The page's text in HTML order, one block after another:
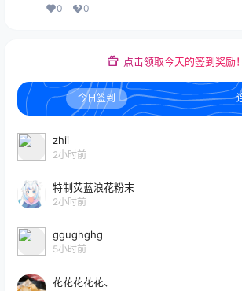
0 0
点击领取今天的签到奖励！
今日签到
zhii
2小时前
特制荧蓝浪花粉末
2小时前
ggughghg
5小时前
花花花花花、